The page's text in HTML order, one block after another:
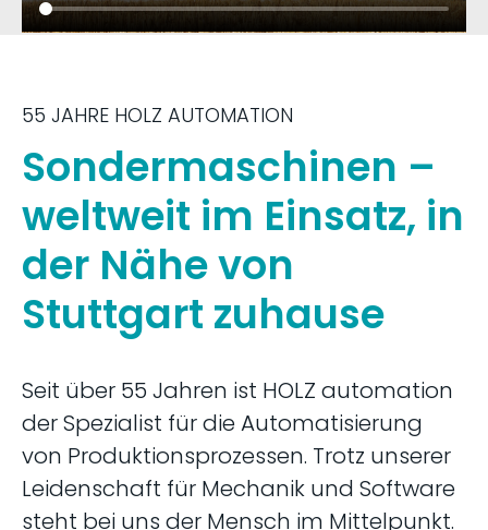
55 JAHRE HOLZ AUTOMATION
Sondermaschinen –
weltweit im Einsatz, in
der Nähe von
Stuttgart zuhause
Seit über 55 Jahren ist HOLZ automation
der Spezialist für die Automatisierung
von Produktionsprozessen. Trotz unserer
Leidenschaft für Mechanik und Software
steht bei uns der Mensch im Mittelpunkt.